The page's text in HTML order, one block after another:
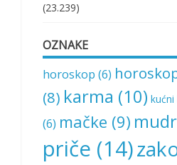
(23.239)
OZNAKE
horoskop (6)
(8) karma (10)
(6) mačke (9)
priče (14)